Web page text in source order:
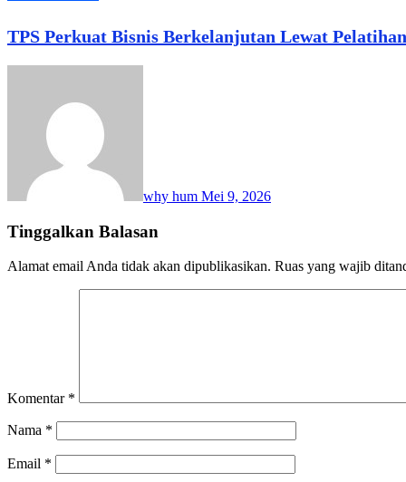
TPS Perkuat Bisnis Berkelanjutan Lewat
why hum Mei 9, 2026
Tinggalkan Balasan
Alamat email Anda tidak akan dipublikasikan. Ruas yang wajib
Komentar *
Nama *
Email *